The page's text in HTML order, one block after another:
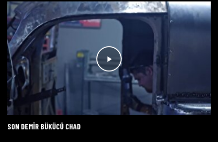
SON DEMIR BÜKÜCÜ CHAD